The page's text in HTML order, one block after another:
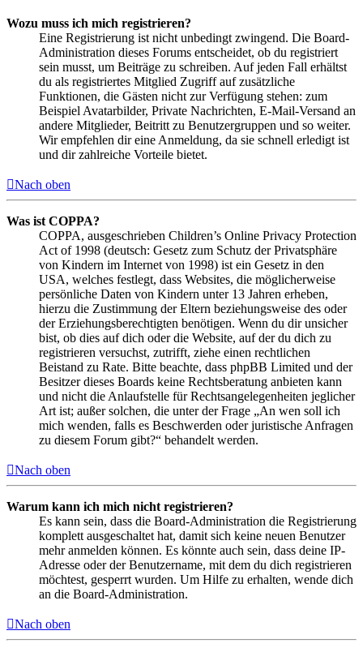
Wozu muss ich mich registrieren?
Eine Registrierung ist nicht unbedingt zwingend. Die Board-
Administration dieses Forums entscheidet, ob du registriert
sein musst, um Beiträge zu schreiben. Auf jeden Fall erhältst
du als registriertes Mitglied Zugriff auf zusätzliche
Funktionen, die Gästen nicht zur Verfügung stehen: zum
Beispiel Avatarbilder, Private Nachrichten, E-Mail-Versand an
andere Mitglieder, Beitritt zu Benutzergruppen und so weiter.
Wir empfehlen dir eine Anmeldung, da sie schnell erledigt ist
und dir zahlreiche Vorteile bietet.
Nach oben
Was ist COPPA?
COPPA, ausgeschrieben Children’s Online Privacy Protection
Act of 1998 (deutsch: Gesetz zum Schutz der Privatsphäre
von Kindern im Internet von 1998) ist ein Gesetz in den
USA, welches festlegt, dass Websites, die möglicherweise
persönliche Daten von Kindern unter 13 Jahren erheben,
hierzu die Zustimmung der Eltern beziehungsweise des oder
der Erziehungsberechtigten benötigen. Wenn du dir unsicher
bist, ob dies auf dich oder die Website, auf der du dich zu
registrieren versuchst, zutrifft, ziehe einen rechtlichen
Beistand zu Rate. Bitte beachte, dass phpBB Limited und der
Besitzer dieses Boards keine Rechtsberatung anbieten kann
und nicht die Anlaufstelle für Rechtsangelegenheiten jeglicher
Art ist; außer solchen, die unter der Frage „An wen soll ich
mich wenden, falls es Beschwerden oder juristische Anfragen
zu diesem Forum gibt?“ behandelt werden.
Nach oben
Warum kann ich mich nicht registrieren?
Es kann sein, dass die Board-Administration die Registrierung
komplett ausgeschaltet hat, damit sich keine neuen Benutzer
mehr anmelden können. Es könnte auch sein, dass deine IP-
Adresse oder der Benutzername, mit dem du dich registrieren
möchtest, gesperrt wurden. Um Hilfe zu erhalten, wende dich
an die Board-Administration.
Nach oben